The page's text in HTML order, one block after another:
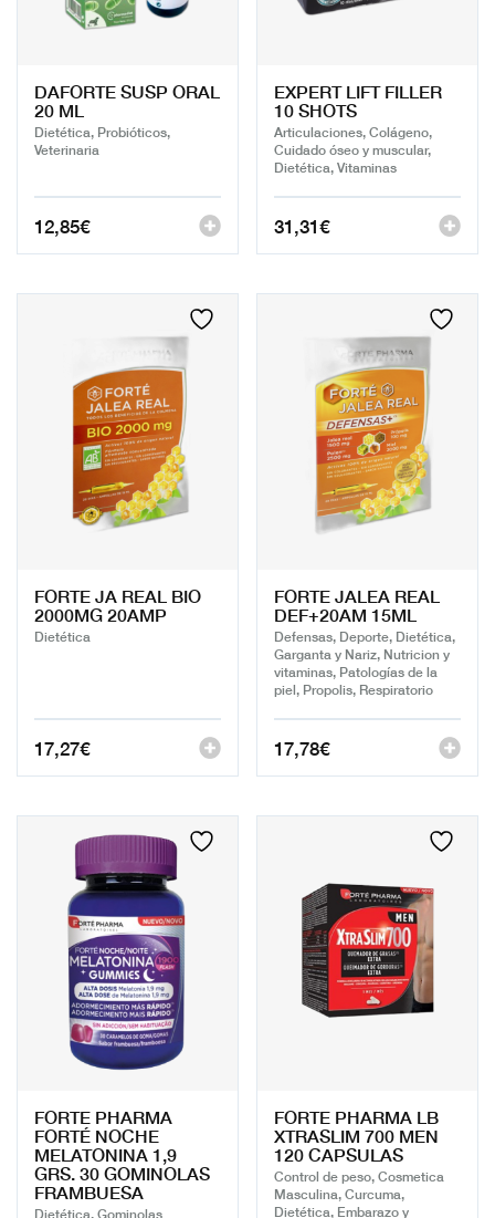
DAFORTE SUSP ORAL
20 ML
Dietética, Probióticos,
Veterinaria
12,85€
EXPERT LIFT FILLER
10 SHOTS
Articulaciones, Colágeno,
Cuidado óseo y muscular,
Dietética, Vitaminas
31,31€
FORTE JA REAL BIO
2000MG 20AMP
Dietética
17,27€
FORTE JALEA REAL
DEF+20AM 15ML
Defensas, Deporte, Dietética,
Garganta y Nariz, Nutricion y
vitaminas, Patologías de la
piel, Propolis, Respiratorio
17,78€
FORTE PHARMA
FORTÉ NOCHE
MELATONINA 1,9
GRS. 30 GOMINOLAS
FRAMBUESA
Dietética, Gominolas
FORTE PHARMA LB
XTRASLIM 700 MEN
120 CAPSULAS
Control de peso, Cosmetica
Masculina, Curcuma,
Dietética, Embarazo y